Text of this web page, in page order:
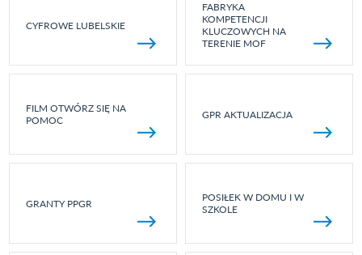
CYFROWE LUBELSKIE
FABRYKA
KOMPETENCJI
KLUCZOWYCH NA
TERENIE MOF
FILM OTWÓRZ SIĘ NA
POMOC
GPR AKTUALIZACJA
GRANTY PPGR
POSIŁEK W DOMU I W
SZKOLE